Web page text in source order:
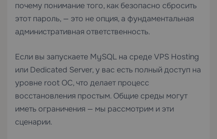
почему понимание того, как безопасно сбросить
этот пароль, — это не опция, а фундаментальная
административная ответственность.
Если вы запускаете MySQL на средеVPS Hosting
или Dedicated Server, у вас есть полный доступ на
уровне root ОС, что делает процесс
восстановления простым. Общие среды могут
иметь ограничения — мы рассмотрим и эти
сценарии.